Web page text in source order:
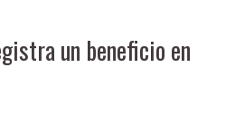
un beneficio en